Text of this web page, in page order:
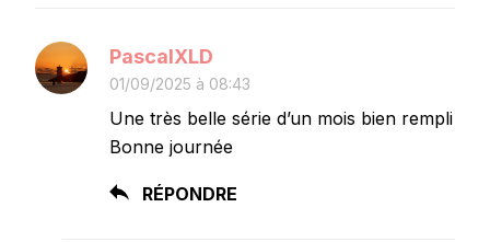
PascalXLD
01/09/2025 à 08:43
Une très belle série d’un mois bien rempli
Bonne journée
RÉPONDRE